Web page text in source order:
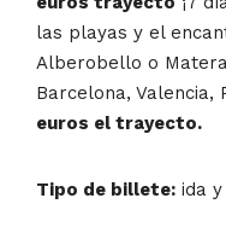
las playas y el
Alberobello o
Barcelona, Valencia,
euros el trayecto.
Tipo de billete: ida